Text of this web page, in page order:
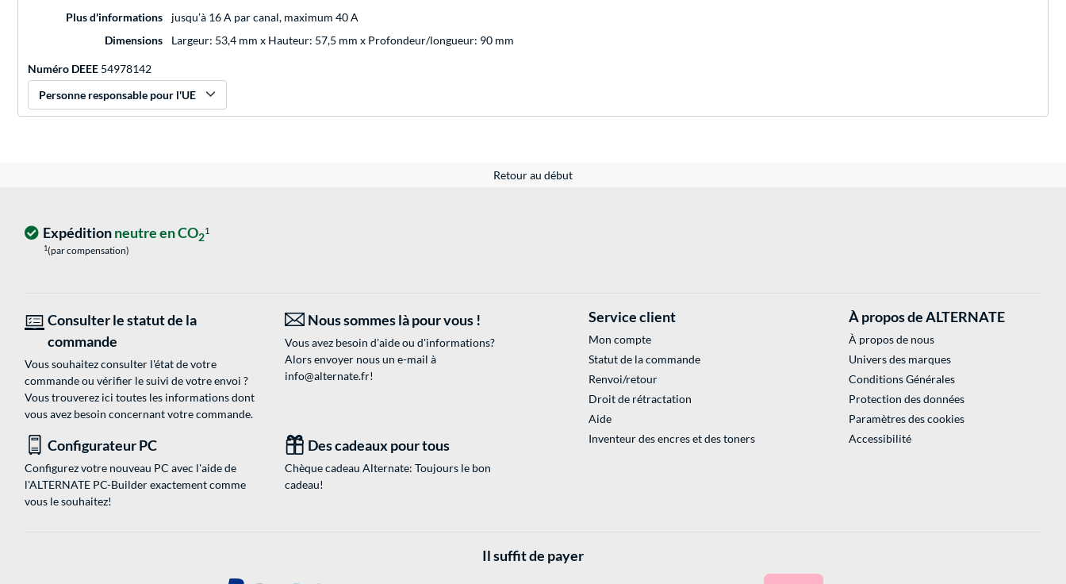
Plus d'informations
jusqu’à 16 A par canal, maximum 40 A
Dimensions
Largeur: 53,4 mm x Hauteur: 57,5 mm x Profondeur/longueur: 90 mm
Numéro DEEE 54978142
Personne responsable pour l'UE
Retour au début
Expéditionneutre en CO21
1(par compensation)
Consulter le statut de la
commande
Vous souhaitez consulter l'état de votre
commande ou vérifier le suivi de votre envoi ?
Vous trouverez ici toutes les informations dont
vous avez besoin concernant votre commande.
Nous sommes là pour vous !
Vous avez besoin d'aide ou d'informations?
Alors envoyer nous un e-mail à
info@alternate.fr!
Configurateur PC
Configurez votre nouveau PC avec l'aide de
l'ALTERNATE PC-Builder exactement comme
vous le souhaitez!
Des cadeaux pour tous
Chèque cadeau Alternate: Toujours le bon
cadeau!
Service client
Mon compte
Statut de la commande
Renvoi/retour
Droit de rétractation
Aide
Inventeur des encres et des toners
À propos de ALTERNATE
À propos de nous
Univers des marques
Conditions Générales
Protection des données
Paramètres des cookies
Accessibilité
Il suffit de payer